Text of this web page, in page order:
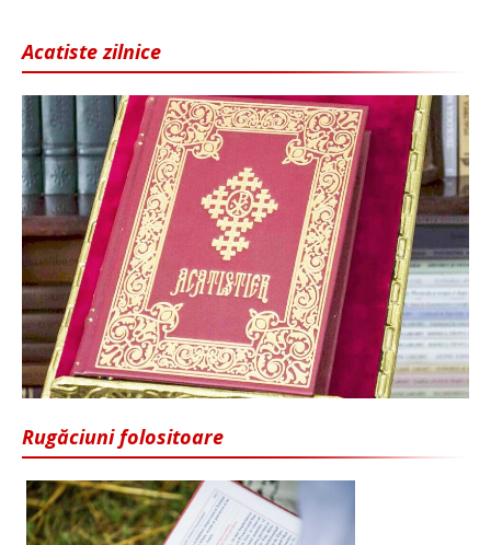
Acatiste zilnice
Rugăciuni folositoare